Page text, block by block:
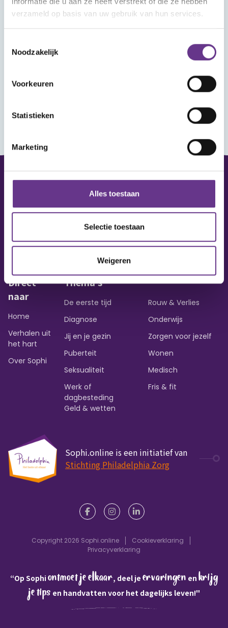
verzameld op basis van uw gebruik van hun services.
Noodzakelijk
Voorkeuren
Statistieken
Marketing
Alles toestaan
Selectie toestaan
Weigeren
dat vind je hier terug, met het linkje om het
webinar bij te wonen.
Wanneer je ingelogd bent kun je reageren op
Vraag of opmerking?
Heb je een vraag of wil je iets delen?
Contact opnemen
Direct
naar
Home
Verhalen uit
het hart
Over Sophi
Thema's
De eerste tijd
Diagnose
Jij en je gezin
Puberteit
Seksualiteit
Werk of
dagbesteding
Rouw & Verlies
Onderwijs
Zorgen voor jezelf
Wonen
Medisch
Fris & fit
Geld & wetten
Sophi.online is een initiatief van
Stichting Philadelphia Zorg
Copyright 2026 Sophi.online
Cookieverklaring
Privacyverklaring
“Op Sophiontmoet je elkaar, deel je ervaringen en krijg
je tips en handvatten voor het dagelijks leven!"